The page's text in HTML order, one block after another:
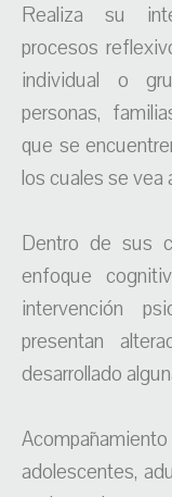
Realiza su
procesos
individual o
personas,
que se
los cuales se vea
Dentro de sus
enfoque
intervención
presentan
desarrollado
adolescentes,